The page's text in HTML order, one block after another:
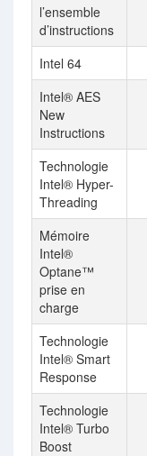
l’ensemble
d’instructions
Intel 64
Intel® AES
New
Instructions
Technologie
Intel® Hyper-
Threading
Mémoire
Intel®
Optane™
prise en
charge
Technologie
Intel® Smart
Response
Technologie
Intel® Turbo
Boost